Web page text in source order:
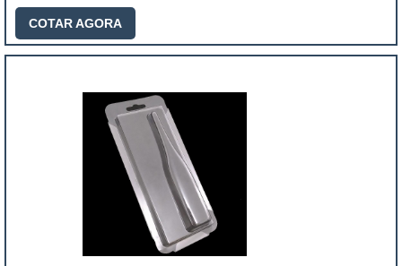
COTAR AGORA